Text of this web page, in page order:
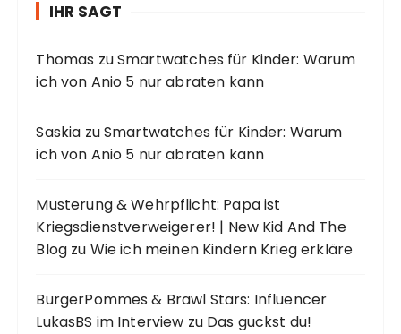
IHR SAGT
Thomas zuSmartwatches für Kinder: Warum
ich von Anio 5 nur abraten kann
Saskia zuSmartwatches für Kinder: Warum
ich von Anio 5 nur abraten kann
Musterung & Wehrpflicht: Papa ist
Kriegsdienstverweigerer! | New Kid And The
Blog zu Wie ich meinen Kindern Krieg erkläre
BurgerPommes & Brawl Stars: Influencer
LukasBS im Interview zu Das guckst du!